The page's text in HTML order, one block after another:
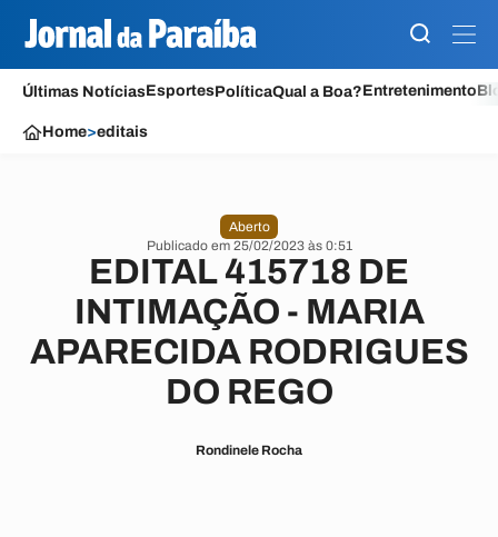
Últimas NotíciasEsportesPolíticaQual a Boa?Entretenimento
Home>editais
Aberto
Publicado em 25/02/2023 às 0:51
EDITAL 415718 DE
INTIMAÇÃO - MARIA
APARECIDA RODRIGUES
DO REGO
Rondinele Rocha